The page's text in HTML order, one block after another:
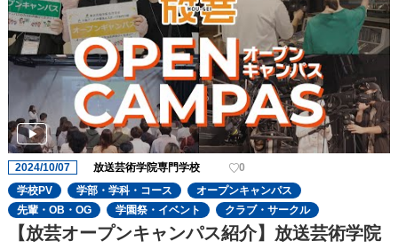
2024/10/07 放送芸術学院専門学校
0
学校PV
学部・学科・コース
オープンキャンパス
先輩・OB・OG
学園祭・イベント クラブ・サークル
【放芸オープンキャンパス紹介】放送芸術学院